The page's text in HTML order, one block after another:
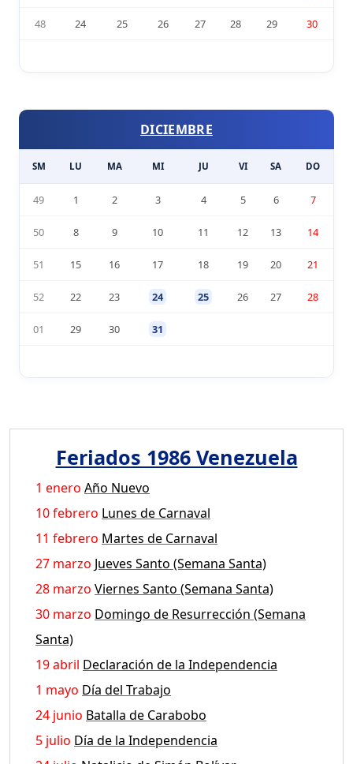
48 24 25 26 27 28 29 30
DICIEMBRE
SM LU MA MI JU VI SA DO
49 1 2 3 4 5 6 7
50 8 9 10 11 12 13 14
51 15 16 17 18 19 20 21
52 22 23 24 25 26 27 28
01 29 30 31
Feriados 1986 Venezuela
1 enero Año Nuevo
10 febrero Lunes de Carnaval
11 febrero Martes de Carnaval
27 marzo Jueves Santo (Semana Santa)
28 marzo Viernes Santo (Semana Santa)
30 marzo Domingo de Resurrección (Semana
Santa)
19 abril Declaración de la Independencia
1 mayo Día del Trabajo
24 junio Batalla de Carabobo
5 julio Día de la Independencia